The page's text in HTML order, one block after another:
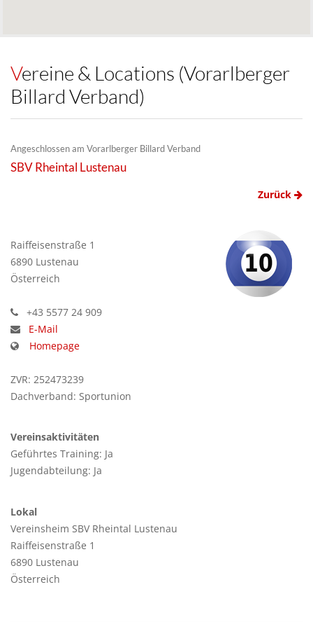
Vereine & Locations (Vorarlberger
Billard Verband)
Angeschlossen am Vorarlberger Billard Verband
SBV Rheintal Lustenau
Zurück
Raiffeisenstraße 1
6890 Lustenau
Österreich
+43 5577 24 909
E-Mail
Homepage
ZVR: 252473239
Dachverband: Sportunion
Vereinsaktivitäten
Geführtes Training: Ja
Jugendabteilung: Ja
Lokal
Vereinsheim SBV Rheintal Lustenau
Raiffeisenstraße 1
6890 Lustenau
Österreich